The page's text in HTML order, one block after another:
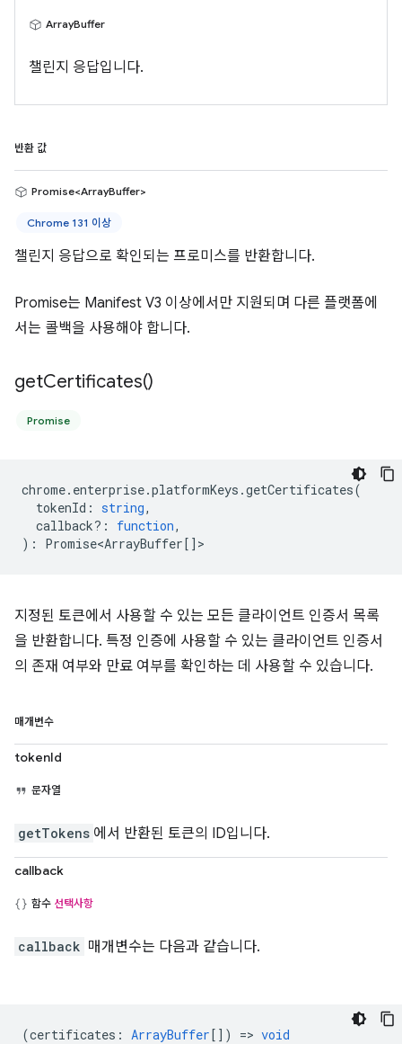
ArrayBuffer
챌린지 응답입니다.
반환 값
Promise<ArrayBuffer>
Chrome 131 이상
챌린지 응답으로 확인되는 프로미스를 반환합니다.
Promise는 Manifest V3 이상에서만 지원되며 다른 플랫폼에
서는 콜백을 사용해야 합니다.
getCertificates()
Promise
chrome. enterprise.platformKeys .getCertificates(
tokenId : string,
callback? : function,
) : Promise<ArrayBuffer[]>
지정된 토큰에서 사용할 수 있는 모든 클라이언트 인증서 목록
을 반환합니다. 특정 인증에 사용할 수 있는 클라이언트 인증서
의 존재 여부와 만료 여부를 확인하는 데 사용할 수 있습니다.
매개변수
tokenId
문자열
getTokens 에서 반환된 토큰의 ID입니다.
callback
함수 선택사항
callback 매개변수는 다음과 같습니다.
(certificates : ArrayBuffer[]) => void